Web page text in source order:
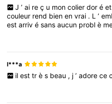
J ’ ai re ç u mon colier dor é et
couleur rend bienenvrai . L’
estarrivésansaucun problè
l***a
il est tr è s beau , j ’ adore ce